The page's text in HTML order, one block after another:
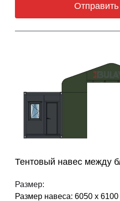
Тентовый навес между
Размер:
Размер навеса: 6050 х